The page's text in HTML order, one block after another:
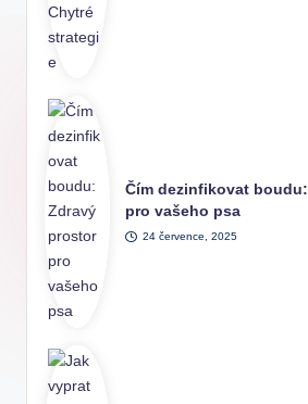
Čím dezinfikovat
pro vašeho psa
24 července, 2025